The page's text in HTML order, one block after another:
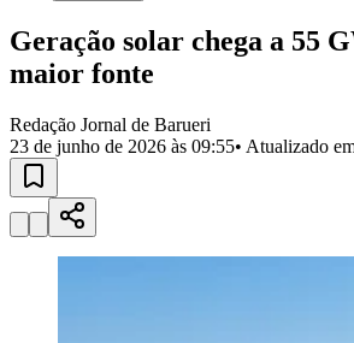
Selecione sua região Para notícias da sua
AldeiaAldeia da Serra
VistaCalifórniaCarapicuíba
RegiãoCotia Cruz PretaEngenho Novo
Militar
Califórnia
Esperança
JulioJardim Líbano
MutingaJardim ParaísoJardim Paulista
Geração solar chega a 55
maior fonte
Redação Jornal de Barueri
23 de junho de 2026 às 09:55• Atualizado